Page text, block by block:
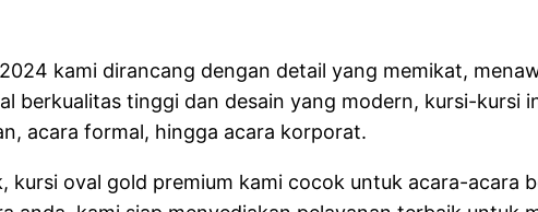
kami dirancang dengan detail yang memikat,
berkualitas tinggi dan desain yang modern, kursi-kursi
acara formal, hingga acara korporat.
kursi oval gold premium kami cocok untuk acara-acara